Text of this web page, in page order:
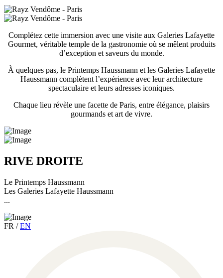
Complétez cette immersion avec une visite aux Galeries Lafayette
Gourmet, véritable temple de la gastronomie où se mêlent produits
d’exception et saveurs du monde.
À quelques pas, le Printemps Haussmann et les Galeries Lafayette
Haussmann complètent l’expérience avec leur architecture
spectaculaire et leurs adresses iconiques.
Chaque lieu révèle une facette de Paris, entre élégance, plaisirs
gourmands et art de vivre.
RIVE DROITE
Le Printemps Haussmann
Les Galeries Lafayette Haussmann
...
FR /EN